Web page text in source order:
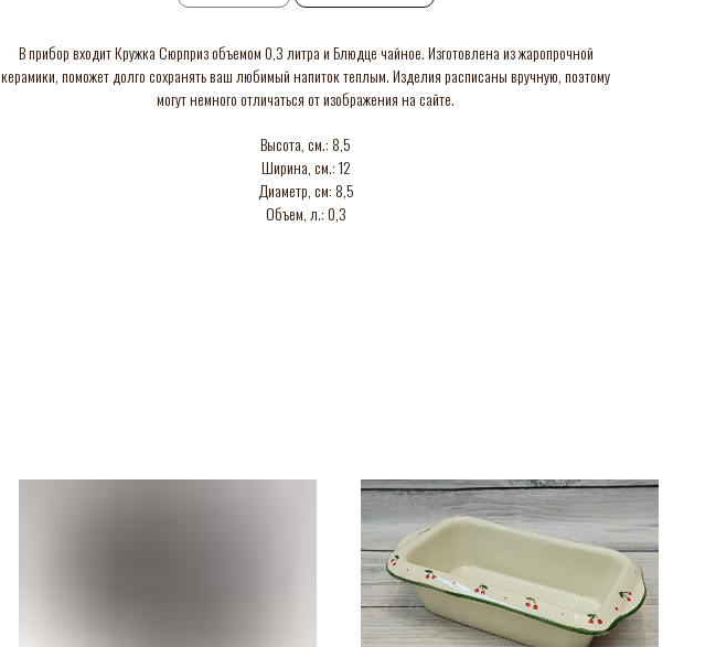
В прибор входит Кружка Сюрприз объемом 0,3 литра и Блюдце чайное. Изготовлена из жаропрочной
керамики, поможет долго сохранять ваш любимый напиток теплым. Изделия расписаны вручную, поэтому
могут немного отличаться от изображения на сайте.
Высота, см.: 8,5
Ширина, см.: 12
Диаметр, см: 8,5
Объем, л.: 0,3